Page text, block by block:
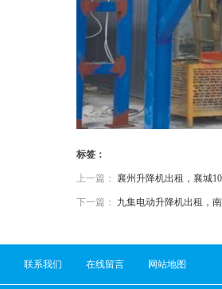
标签：
上一篇： 襄州升降机出租，襄城
下一篇： 九集电动升降机出租，
联系我们 在线留言 网站地图